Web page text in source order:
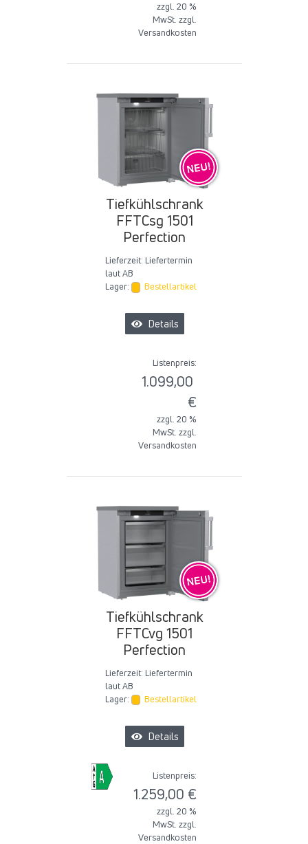
zzgl. 20 %
MwSt. zzgl.
Versandkosten
Tiefkühlschrank
FFTCsg 1501
Perfection
Lieferzeit: Liefertermin
laut AB
Lager:
Bestellartikel
Details
Listenpreis:
1.099,00
€
zzgl. 20 %
MwSt. zzgl.
Versandkosten
Tiefkühlschrank
FFTCvg 1501
Perfection
Lieferzeit: Liefertermin
laut AB
Lager:
Bestellartikel
Details
Listenpreis:
1.259,00 €
zzgl. 20 %
MwSt. zzgl.
Versandkosten